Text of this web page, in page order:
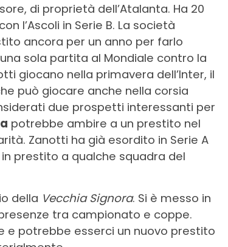
di proprietà dell’Atalanta. Ha 20
l’Ascoli in Serie B. La società
ancora per un anno per farlo
sola partita al Mondiale contro la
giocano nella primavera dell’Inter, il
può giocare anche nella corsia
due prospetti interessanti per
potrebbe ambire a un prestito nel
Zanotti ha già esordito in Serie A
prestito a qualche squadra del
della Vecchia Signora. Si è messo in
tra campionato e coppe.
e potrebbe esserci un nuovo prestito